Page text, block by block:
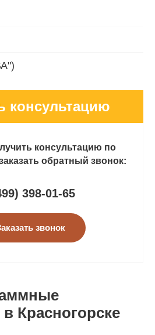
консультацию
консультацию по
обратный звонок:
) 398-01-65
звонок
Красногорске